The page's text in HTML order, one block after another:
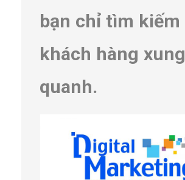
bạn chỉ tìm kiếm
khách hàng xung
quanh.